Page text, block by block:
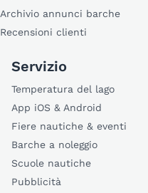
Archivio annunci barche
Recensioni clienti
Servizio
Temperatura del lago
App iOS & Android
Fiere nautiche & eventi
Barche a noleggio
Scuole nautiche
Pubblicità